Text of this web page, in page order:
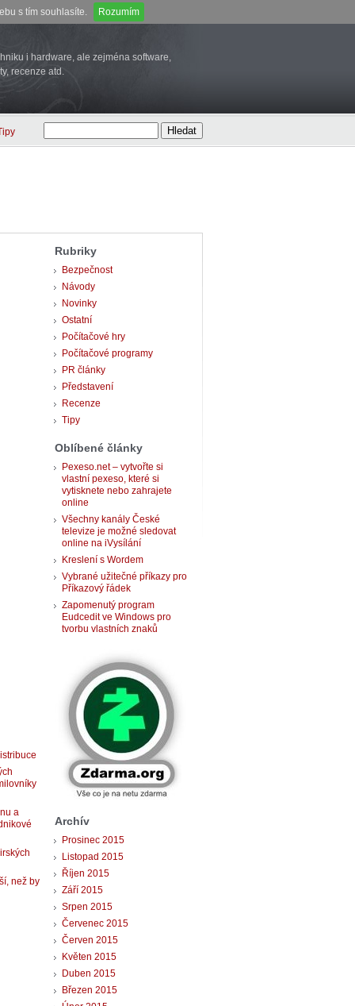
s tím souhlasíte. Rozumím
i hardware, ale zejména software,
recenze atd.
a
než by
Rubriky
Bezpečnost
Návody
Novinky
Ostatní
Počítačové hry
Počítačové programy
PR články
Představení
Recenze
Tipy
Oblíbené články
Pexeso.net – vytvořte si
vlastní pexeso, které si
vytisknete nebo zahrajete
online
Všechny kanály České
televize je možné sledovat
online na iVysílání
Kreslení s Wordem
Vybrané užitečné příkazy pro
Příkazový řádek
Zapomenutý program
Eudcedit ve Windows pro
tvorbu vlastních znaků
Archív
Prosinec 2015
Listopad 2015
Říjen 2015
Září 2015
Srpen 2015
Červenec 2015
Červen 2015
Květen 2015
Duben 2015
Březen 2015